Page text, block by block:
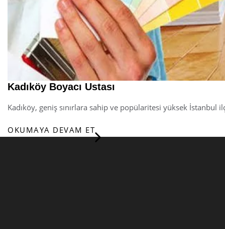
Kadıköy Boyacı Ustası
Kadıköy, geniş sınırlara sahip ve popülaritesi yüksek
OKUMAYA DEVAM ET